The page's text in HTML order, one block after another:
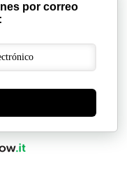
por correo